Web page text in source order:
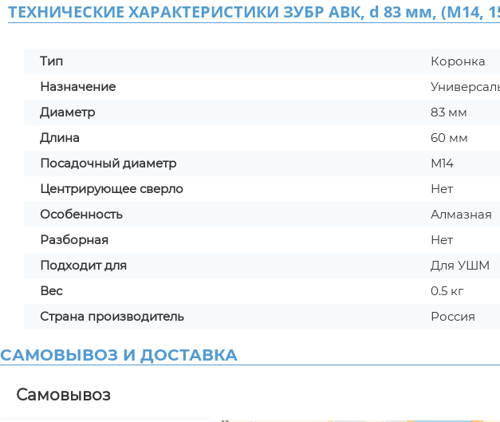
ТЕХНИЧЕСКИЕ ХАРАКТЕРИСТИКИ ЗУБР АВК, d 83 мм, (М14,
Тип
Коронка
Назначение
Диаметр
83 мм
Длина
60 мм
Посадочный диаметр
М14
Центрирующее сверло
Нет
Особенность
Алмазная
Разборная
Нет
Подходит для
Для УШМ
Вес
0.5 кг
Страна производитель
Россия
САМОВЫВОЗ И ДОСТАВКА
Самовывоз